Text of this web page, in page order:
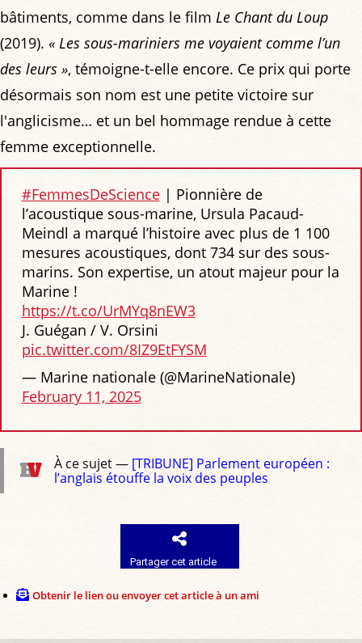
bâtiments, comme dans le film Le Chant du Loup
(2019). « Les sous-mariniers me voyaient comme l’un
des leurs », témoigne-t-elle encore. Ce prix qui porte
désormais son nom est une petite victoire sur
l'anglicisme… et un bel hommage rendue à cette
femme exceptionnelle.
#FemmesDeScience|‍ Pionnière de
l’acoustique sous-marine, Ursula Pacaud-
Meindl a marqué l’histoire avec plus de 1 100
mesures acoustiques, dont 734 sur des sous-
marins. Son expertise, un atout majeur pour la
Marine ! ️
https://t.co/UrMYq8nEW3
J. Guégan / V. Orsini
pic.twitter.com/8IZ9EtFYSM
— Marine nationale (@MarineNationale)
February 11, 2025
À ce sujet — [TRIBUNE] Parlement européen :
l’anglais étouffe la voix des peuples
Partager cet article
Obtenir le lien ou envoyer cet article à un ami